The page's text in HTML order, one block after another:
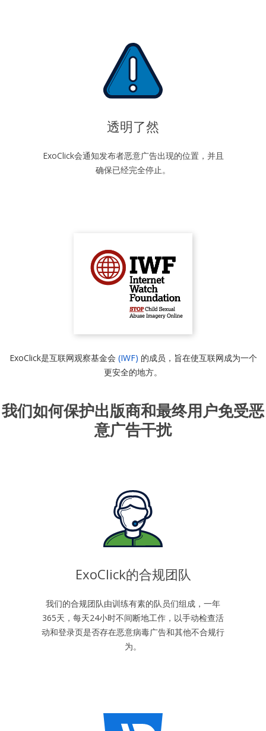
透明了然
ExoClick会通知发布者恶意广告出现的位置，并且
确保已经完全停止。
ExoClick是互联网观察基金会 (IWF) 的成员，旨在使互联网成为一个
更安全的地方。
我们如何保护出版商和最终用户免受恶
意广告干扰
ExoClick的合规团队
我们的合规团队由训练有素的队员们组成，一年
365天，每天24小时不间断地工作，以手动检查活
动和登录页是否存在恶意病毒广告和其他不合规行
为。